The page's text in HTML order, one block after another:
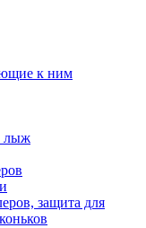
к ним
лыж
защита для